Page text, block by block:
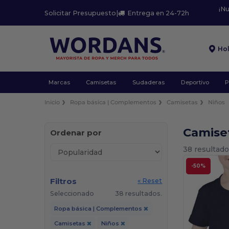
Solicitar Presupuesto | Entrega en 24-72h
Marcas Camisetas Sudaderas Deportivo
Inicio Ropa básica | Complementos Camisetas Niños
Ordenar por
Filtros
« Reset
Seleccionado
38 resultados.
Ropa básica | Complementos
Camisetas Niños
38
-50%